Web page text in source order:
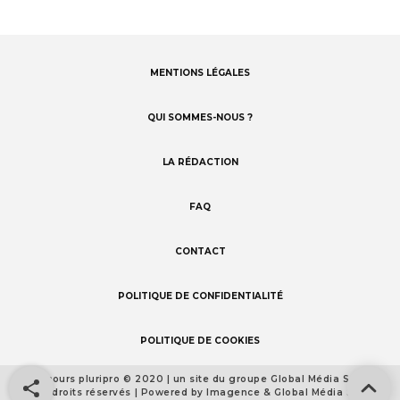
MENTIONS LÉGALES
QUI SOMMES-NOUS ?
LA RÉDACTION
FAQ
CONTACT
POLITIQUE DE CONFIDENTIALITÉ
POLITIQUE DE COOKIES
Footer
Concours pluripro © 2020 | un site du groupe Global Média Santé
Tous droits réservés | Powered by Imagence & Global Média Santé